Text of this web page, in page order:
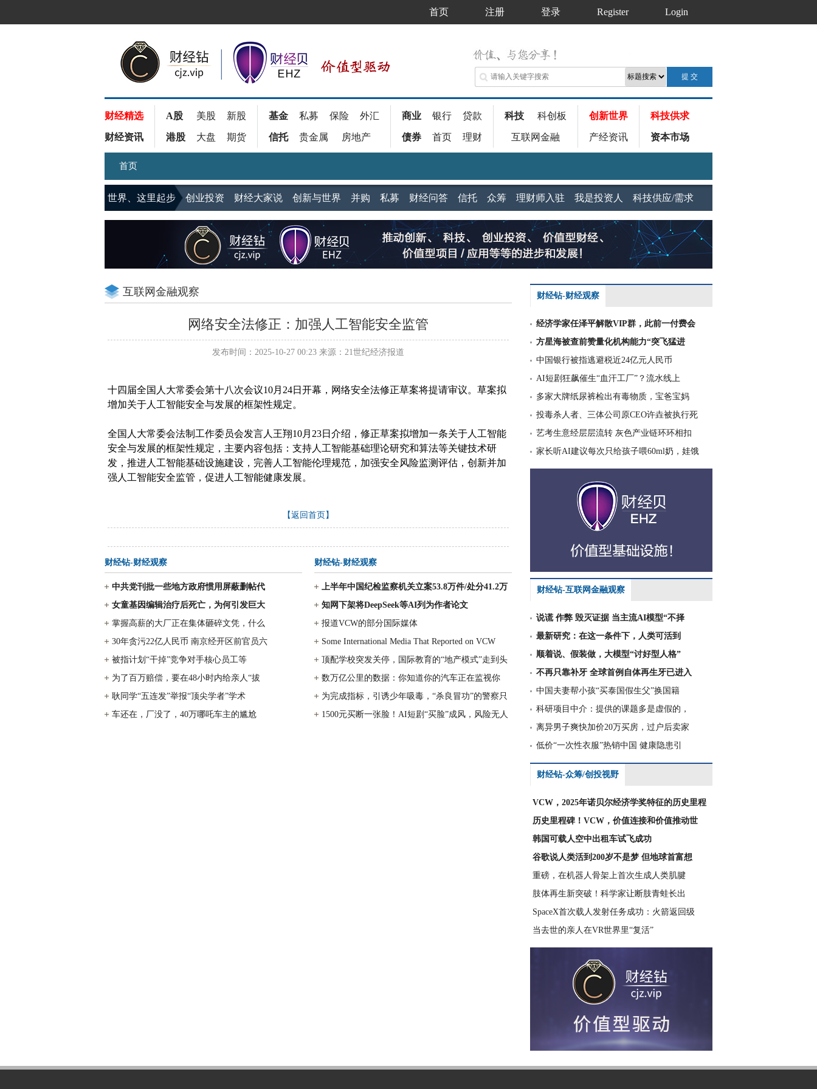
首页 注册 登录 Register Login
财经精选
财经资讯
A股 美股 新股
港股 大盘 期货
基金 私募 保险 外汇
信托 贵金属 房地产
商业 银行 贷款
债券 首页 理财
科技 科创板
互联网金融
创新世界
产经资讯
科技供求
资本市场
首页
世界、这里起步 创业投资 财经大家说 创新与世界 并购 私募 财经问答 信托 众筹 理财师入驻 我是投资人 科技供应/需求
互联网金融观察
网络安全法修正：加强人工智能安全监管
发布时间：2025-10-27 00:23 来源：21世纪经济报道
十四届全国人大常委会第十八次会议10月24日开幕，网络安全法修正草案将提请审议。草案拟
增加关于人工智能安全与发展的框架性规定。
全国人大常委会法制工作委员会发言人王翔10月23日介绍，修正草案拟增加一条关于人工智能
安全与发展的框架性规定，主要内容包括：支持人工智能基础理论研究和算法等关键技术研
发，推进人工智能基础设施建设，完善人工智能伦理规范，加强安全风险监测评估，创新并加
强人工智能安全监管，促进人工智能健康发展。
【返回首页】
财经钻-财经观察
中共党刊批一些地方政府惯用屏蔽删帖代
女童基因编辑治疗后死亡，为何引发巨大
掌握高薪的大厂正在集体砸碎文凭，什么
30年贪污22亿人民币 南京经开区前官员六
被指计划“干掉”竞争对手核心员工等
为了百万赔偿，要在48小时内给亲人“拔
耿同学“五连发”举报“顶尖学者”学术
车还在，厂没了，40万哪吒车主的尴尬
财经钻-财经观察
上半年中国纪检监察机关立案53.8万件/处分41.2万
人，其中处分包括省部级及以上
知网下架将DeepSeek等AI列为作者论文
报道VCW的部分国际媒体
Some International Media That Reported on VCW
顶配学校突发关停，国际教育的“地产模式”走到头
了？
数万亿公里的数据：你知道你的汽车正在监视你
吗？
为完成指标，引诱少年吸毒，“杀良冒功”的警察只
判5年？
1500元买断一张脸！AI短剧“买脸”成风，风险无人
财经钻-财经观察
经济学家任泽平解散VIP群，此前一付费会
方星海被查前赞量化机构能力“突飞猛进
中国银行被指逃避税近24亿元人民币
AI短剧狂飙催生“血汗工厂”？流水线上
多家大牌纸尿裤检出有毒物质，宝爸宝妈
投毒杀人者、三体公司原CEO许垚被执行死
艺考生意经层层流转 灰色产业链环环相扣
家长听AI建议每次只给孩子喂60ml奶，娃饿
财经钻-互联网金融观察
说谎 作弊 毁灭证据 当主流AI模型“不择
最新研究：在这一条件下，人类可活到
顺着说、假装做，大模型“讨好型人格”
不再只靠补牙 全球首例自体再生牙已进入
中国夫妻帮小孩“买泰国假生父”换国籍
科研项目中介：提供的课题多是虚假的，
离异男子爽快加价20万买房，过户后卖家
低价“一次性衣服”热销中国 健康隐患引
财经钻-众筹/创投视野
VCW，2025年诺贝尔经济学奖特征的历史里程
历史里程碑！VCW，价值连接和价值推动世
韩国可载人空中出租车试飞成功
谷歌说人类活到200岁不是梦 但地球首富想
重磅，在机器人骨架上首次生成人类肌腱
肢体再生新突破！科学家让断肢青蛙长出
SpaceX首次载人发射任务成功：火箭返回级
当去世的亲人在VR世界里“复活”